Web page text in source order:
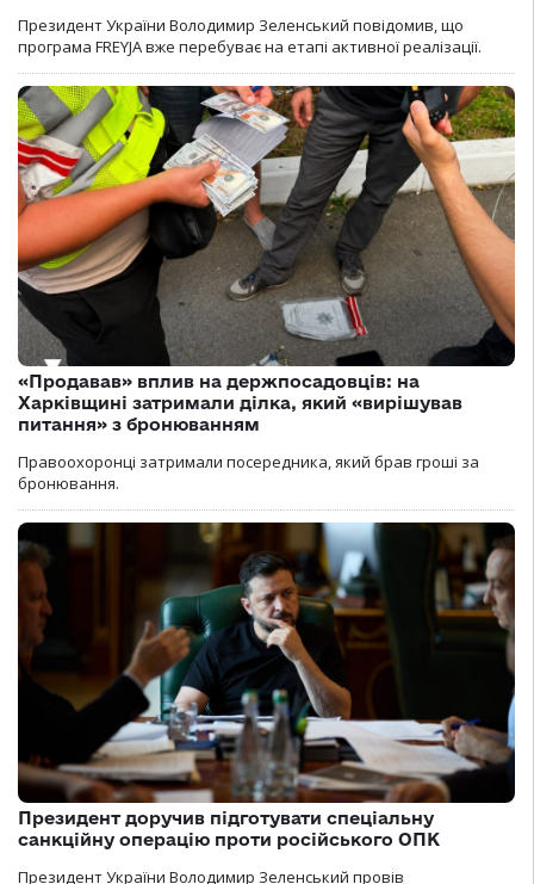
Президент України Володимир Зеленський повідомив, що
програма FREYJA вже перебуває на етапі активної реалізації.
«Продавав» вплив на держпосадовців: на
Харківщині затримали ділка, який «вирішував
питання» з бронюванням
Правоохоронці затримали посередника, який брав гроші за
бронювання.
Президент доручив підготувати спеціальну
санкційну операцію проти російського ОПК
Президент України Володимир Зеленський провів